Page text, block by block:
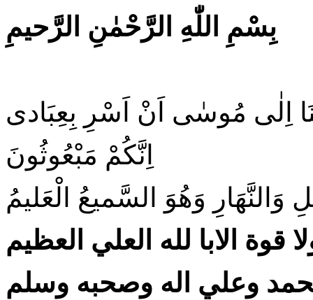
بِسْمِ اللّٰهِ الرَّحْمٰنِ الرَّحيمِ
اِلٰى مُوسٰى اَنْ اَسْرِ بِعِبَادى
اِنَّكُمْ مَبْعُوثُونَ
وَهُوَ السَّميعُ الْعَليمُ
قوة الابا لله العلي العظيم
وعلي اله وصحبه وسلم